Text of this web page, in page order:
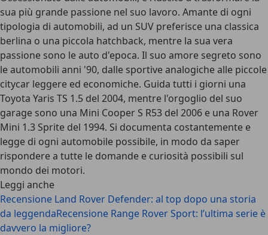
sua più grande passione nel suo lavoro. Amante di ogni
tipologia di automobili, ad un SUV preferisce una classica
berlina o una piccola hatchback, mentre la sua vera
passione sono le auto d'epoca. Il suo amore segreto sono
le automobili anni '90, dalle sportive analogiche alle piccole
citycar leggere ed economiche. Guida tutti i giorni una
Toyota Yaris TS 1.5 del 2004, mentre l'orgoglio del suo
garage sono una Mini Cooper S R53 del 2006 e una Rover
Mini 1.3 Sprite del 1994. Si documenta costantemente e
legge di ogni automobile possibile, in modo da saper
rispondere a tutte le domande e curiosità possibili sul
mondo dei motori.
Leggi anche
Recensione Land Rover Defender: al top dopo una storia
da leggendaRecensione Range Rover Sport: l’ultima serie è
davvero la migliore?